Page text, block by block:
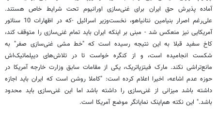
آماده پذیرش حق ایران برای غنی‌سازی اورانیوم تحت شرایط خاص هستند.
علی‌رغم اصرار بنیامین نتانیاهو، نخست‌وزیر اسرائیل -که در اظهارات 10 سناتور
آمریکایی نیز منعکس شد - مبنی بر اینکه ایران باید تمام غنی‌سازی را متوقف کند،
کاخ سفید قبلا به این نتیجه رسیده است که "خط مشی غنی‌سازی صفر" به
شکست انجامیده است، و از کنگره خواست تا در تلاش‌های دیپلماتیک‌اش
مانع‌تراشی نکند. مارک فیتزپاتریک، یکی از مقامات سابق وزارت خارجه آمریکا در
حوزه عدم اشاعه، اخیرا اعلام کرده است: "کاملا روشن است که ایران باید اجازه
داشته باشد میزانی از غنی‌سازی را داشته باشد اما این غنی‌سازی باید محدود
باشد." این نکته هم‌اینک نمایانگر موضع آمریکا است.